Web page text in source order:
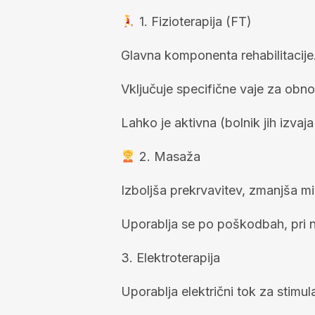
1. Fizioterapija (FT)
Glavna komponenta
Vključuje specifične vaje za
Lahko je aktivna (bolnik jih
2. Masaža
Izboljša prekrvavitev, zmanjša
Uporablja se po poškodbah, pri
3. Elektroterapija
Uporablja električni tok za